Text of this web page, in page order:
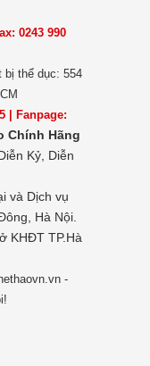
0243 990
bị thể dục: 554
| Fanpage:
Chính Hãng
Kỷ, Diễn
và Dịch vụ
Hà Nội.
KHĐT TP.Hà
-